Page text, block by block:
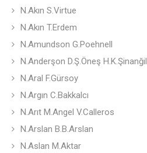
N.Akın S.Virtue
N.Akın T.Erdem
N.Amundson G.Poehnell
N.Anderşon D.Ş.Öneş H.K.Şinanğil
N.Aral F.Gürsoy
N.Argın C.Bakkalcı
N.Arıt M.Angel V.Calleros
N.Arslan B.B.Arslan
N.Aslan M.Aktar